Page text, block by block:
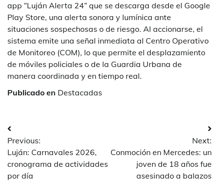
app “Luján Alerta 24” que se descarga desde el Google
Play Store, una alerta sonora y lumínica ante
situaciones sospechosas o de riesgo. Al accionarse, el
sistema emite una señal inmediata al Centro Operativo
de Monitoreo (COM), lo que permite el desplazamiento
de móviles policiales o de la Guardia Urbana de
manera coordinada y en tiempo real.
Publicado en Destacadas
Navegación
de
entradas
Previous:
Luján: Carnavales 2026,
cronograma de actividades
por día
Next:
Conmoción en Mercedes: un
joven de 18 años fue
asesinado a balazos